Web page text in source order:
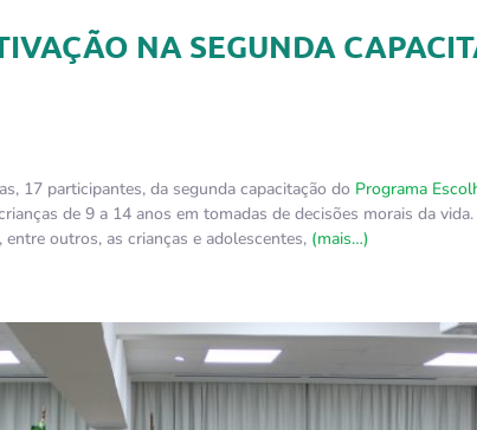
NA SEGUNDA
17 participantes, da segunda capacitação do Programa
de 9 a 14 anos em tomadas de decisões morais da
outros, as crianças e adolescentes, (mais…)